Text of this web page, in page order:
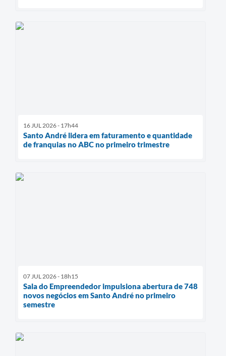
16 JUL 2026 - 17h44
Santo André lidera em faturamento e quantidade
de franquias no ABC no primeiro trimestre
07 JUL 2026 - 18h15
Sala do Empreendedor impulsiona abertura de 748
novos negócios em Santo André no primeiro
semestre